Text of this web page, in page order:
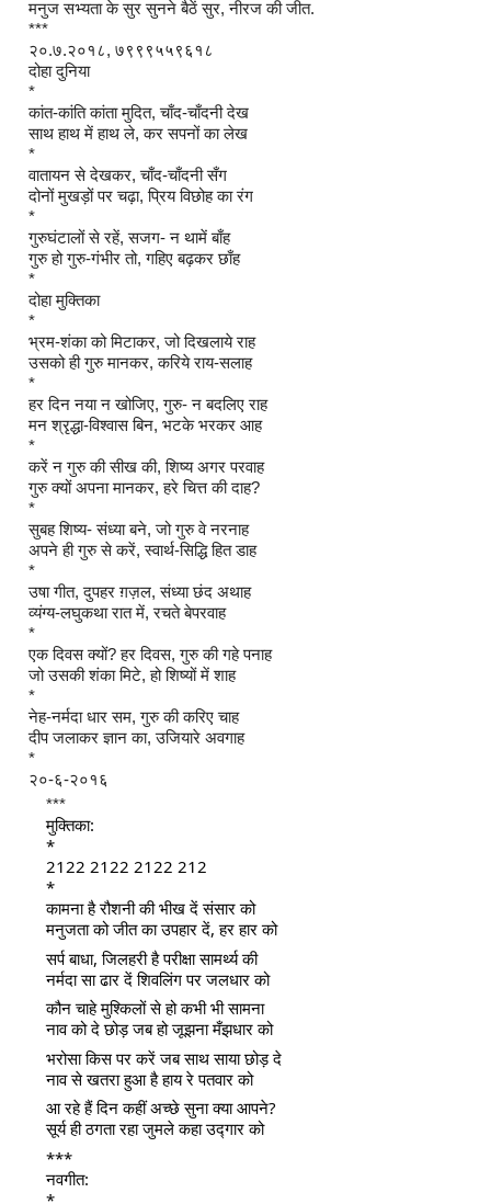
मनुज सभ्यता के सुर सुनने बैठें सुर, नीरज की जीत.
***
२०.७.२०१८, ७९९९५५९६१८
दोहा दुनिया
*
कांत-कांति कांता मुदित, चाँद-चाँदनी देख
साथ हाथ में हाथ ले, कर सपनों का लेख
*
वातायन से देखकर, चाँद-चाँदनी सँग
दोनों मुखड़ों पर चढ़ा, प्रिय विछोह का रंग
*
गुरुघंटालों से रहें, सजग- न थामें बाँह
गुरु हो गुरु-गंभीर तो, गहिए बढ़कर छाँह
*
दोहा मुक्तिका
*
भ्रम-शंका को मिटाकर, जो दिखलाये राह
उसको ही गुरु मानकर, करिये राय-सलाह
*
हर दिन नया न खोजिए, गुरु- न बदलिए राह
मन श्रृद्धा-विश्वास बिन, भटके भरकर आह
*
करें न गुरु की सीख की, शिष्य अगर परवाह
गुरु क्यों अपना मानकर, हरे चित्त की दाह?
*
सुबह शिष्य- संध्या बने, जो गुरु वे नरनाह
अपने ही गुरु से करें, स्वार्थ-सिद्धि हित डाह
*
उषा गीत, दुपहर ग़ज़ल, संध्या छंद अथाह
व्यंग्य-लघुकथा रात में, रचते बेपरवाह
*
एक दिवस क्यों? हर दिवस, गुरु की गहे पनाह
जो उसकी शंका मिटे, हो शिष्यों में शाह
*
नेह-नर्मदा धार सम, गुरु की करिए चाह
दीप जलाकर ज्ञान का, उजियारे अवगाह
*
२०-६-२०१६
***
मुक्तिका:
*
2122 2122 2122 212
*
कामना है रौशनी की भीख दें संसार को
मनुजता को जीत का उपहार दें, हर हार को
सर्प बाधा, जिलहरी है परीक्षा सामर्थ्य की
नर्मदा सा ढार दें शिवलिंग पर जलधार को
कौन चाहे मुश्किलों से हो कभी भी सामना
नाव को दे छोड़ जब हो जूझना मँझधार को
भरोसा किस पर करें जब साथ साया छोड़ दे
नाव से खतरा हुआ है हाय रे पतवार को
आ रहे हैं दिन कहीं अच्छे सुना क्या आपने?
सूर्य ही ठगता रहा जुमले कहा उद्गार को
***
नवगीत:
*